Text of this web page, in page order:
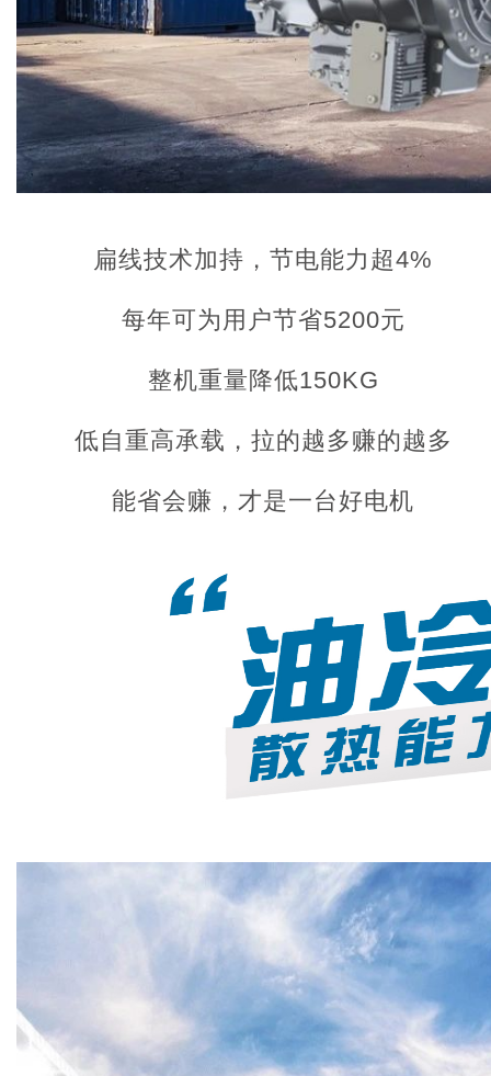
扁线技术加持，节电能力超4%
每年可为用户节省5200元
整机重量降低150KG
低自重高承载，拉的越多赚的越多
能省会赚，才是一台好电机